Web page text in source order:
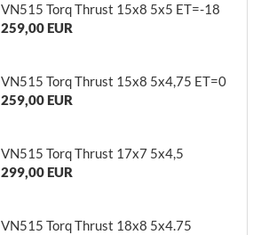
VN515 Torq Thrust 15x8 5x5 ET=-18
259,00 EUR
VN515 Torq Thrust 15x8 5x4,75 ET=0
259,00 EUR
VN515 Torq Thrust 17x7 5x4,5
299,00 EUR
VN515 Torq Thrust 18x8 5x4.75